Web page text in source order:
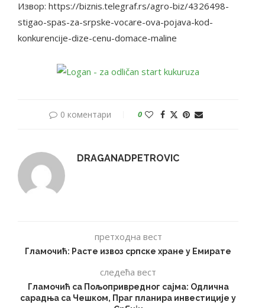
Извор: https://biznis.telegraf.rs/agro-biz/4326498-
stigao-spas-za-srpske-vocare-ova-pojava-kod-
konkurencije-dize-cenu-domace-maline
0 коментари 0
DRAGANADPETROVIC
претходна вест
Гламочић: Расте извоз српске хране у Емирате
следећа вест
Гламочић са Пољопривредног сајма: Одлична
сарадња са Чешком, Праг планира инвестиције у